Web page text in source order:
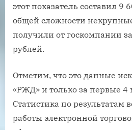
этот показатель составил 9
общей сложности
получили от госкомпании
рублей.
Отметим, что это данные
«РЖД» и только за первые 4
Статистика по результатам
работы электронной